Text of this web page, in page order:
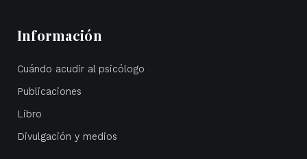
Información
Cuándo acudir al psicólogo
Publicaciones
Libro
Divulgación y medios